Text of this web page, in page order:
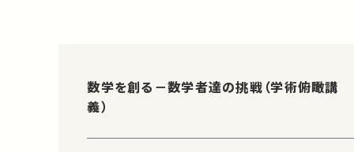
数学を創る－数学者達の挑戦（学術俯瞰講
義）